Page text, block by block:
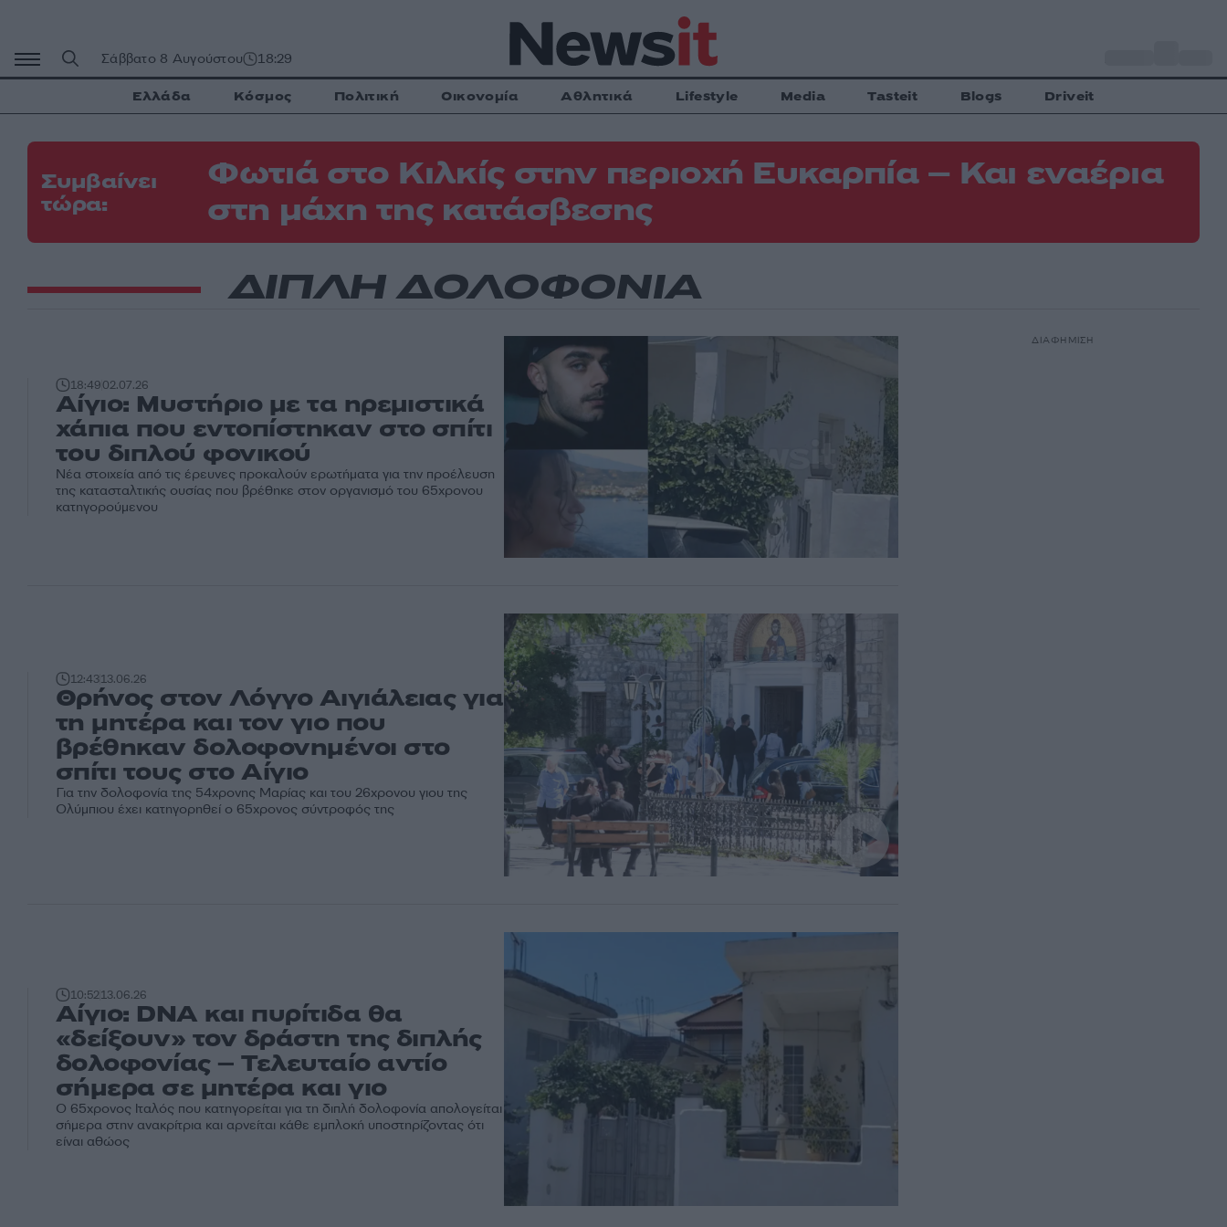
περιεχόμενο
Σάββατο 8 Αυγούστου 18:29
Ελλάδα Κόσμος Πολιτική Οικονομία Αθλητικά Lifestyle Media Tasteit Blogs Driveit
Συμβαίνει
τώρα:
Φωτιά στο Κιλκίς στην περιοχή Ευκαρπία – Και εναέρια
στη μάχη της κατάσβεσης
ΔΙΠΛΗ ΔΟΛΟΦΟΝΙΑ
18:4902.07.26
Αίγιο: Μυστήριο με τα ηρεμιστικά
χάπια που εντοπίστηκαν στο σπίτι
του διπλού φονικού
Νέα στοιχεία από τις έρευνες προκαλούν ερωτήματα για την προέλευση
της κατασταλτικής ουσίας που βρέθηκε στον οργανισμό του 65χρονου
κατηγορούμενου
12:4313.06.26
Θρήνος στον Λόγγο Αιγιάλειας για
τη μητέρα και τον γιο που
βρέθηκαν δολοφονημένοι στο
σπίτι τους στο Αίγιο
Για την δολοφονία της 54χρονης Μαρίας και του 26χρονου γιου της
Ολύμπιου έχει κατηγορηθεί ο 65χρονος σύντροφός της
10:5213.06.26
Αίγιο: DNA και πυρίτιδα θα
«δείξουν» τον δράστη της διπλής
δολοφονίας – Τελευταίο αντίο
σήμερα σε μητέρα και γιο
Ο 65χρονος Ιταλός που κατηγορείται για τη διπλή δολοφονία απολογείται
σήμερα στην ανακρίτρια και αρνείται κάθε εμπλοκή υποστηρίζοντας ότι
είναι αθώος
ΔΙΑΦΗΜΙΣΗ